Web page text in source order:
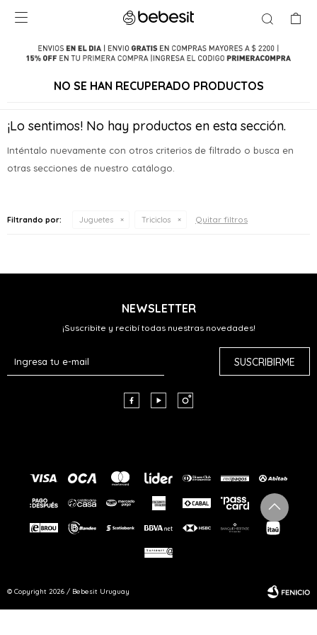

NO SE HAN RECUPERADO PRODUCTOS
¡Lo sentimos! No hay productos en esta sección.
Inténtalo nuevamente con otros criterios de filtrado o busca en
otras secciones de nuestro catálogo.
Filtrando por: Juguetes Triciclos Quitar filtros
NEWSLETTER
¡Suscribite y recibí todas nuestras novedades!
SUSCRIBIRME
  
© Copyright 2026 / Bebesit Uruguay